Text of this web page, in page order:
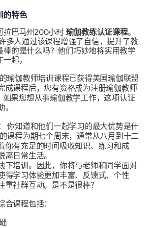
的特色
拉巴马州200小时 瑜伽教练认证课程。
多人通过该课程增强了自信，提升了教
棒的是什么吗？他们巧妙地将实用教学
起。
瑜伽教师培训课程已获得美国瑜伽联盟
成课程后，您有资格成为注册瑜伽教师
如果您想从事瑜伽教学工作，这项认证
你知道和他们一起学习的最大优势是什
课程为期七个周末，通常从八月到十二
你有充足的时间吸收知识、练习和成
离日常生活。
下培训。因此，你将与老师和同学面对
得学习体验更加丰富、反馈式、个性
重社群互动。是不是很棒？
合课程包括：